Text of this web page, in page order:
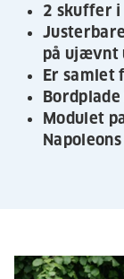
2 skuffer
på ujævnt
Er samlet
Modulet